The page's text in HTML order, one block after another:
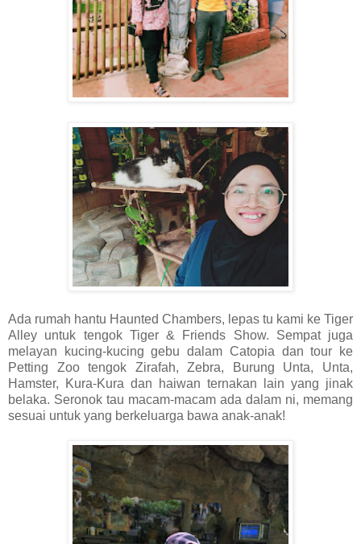
Ada rumah hantu Haunted Chambers, lepas tu kami ke Tiger
Alley untuk tengok Tiger & Friends Show. Sempat juga
melayan kucing-kucing gebu dalam Catopia dan tour ke
Petting Zoo tengok Zirafah, Zebra, Burung Unta, Unta,
Hamster, Kura-Kura dan haiwan ternakan lain yang jinak
belaka. Seronok tau macam-macam ada dalam ni, memang
sesuai untuk yang berkeluarga bawa anak-anak!